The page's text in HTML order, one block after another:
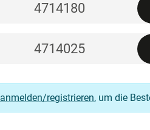
4714180
4714025
anmelden/registrieren, um die